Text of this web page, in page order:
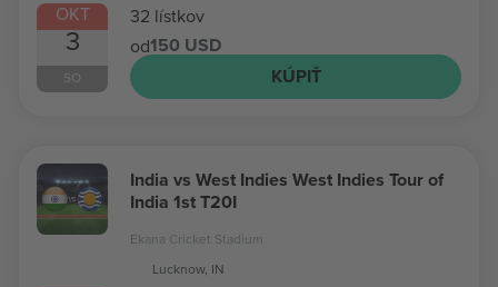
OKT
3
SO
32 lístkov
od150 USD
KÚPIŤ
India vs West Indies West Indies Tour of
India 1st T20I
Ekana Cricket Stadium
Lucknow, IN